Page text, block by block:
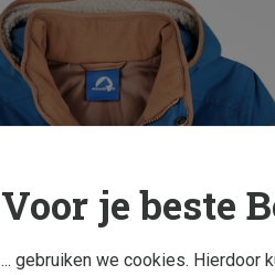
Voor je beste
... gebruiken we cookies. Hierdoor